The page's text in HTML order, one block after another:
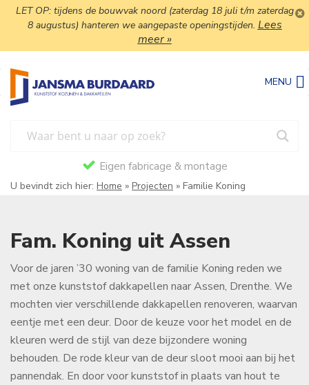
LET OP: tijdens de bouwvak noord (zaterdag 18 juli t/m zaterdag
8 augustus) hanteren we aangepaste openingstijden. Lees
meer »
MENU
Eigen fabricage & montage
U bevindt zich hier: Home » Projecten » Familie Koning
Fam. Koning uit Assen
Voor de jaren ’30 woning van de familie Koning reden we
met onze kunststof dakkapellen naar Assen, Drenthe. We
mochten vier verschillende dakkapellen renoveren, waarvan
eentje met een deur. Door de keuze voor het model en de
kleuren werd de stijl van deze bijzondere woning
behouden. De rode kleur van de deur sloot mooi aan bij het
pannendak. En door voor kunststof in plaats van hout te